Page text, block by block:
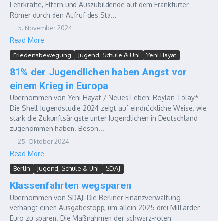
Lehrkräfte, Eltern und Auszubildende auf dem Frankfurter
Römer durch den Aufruf des Sta...
5. November 2024
Read More
Friedensbewegung Jugend, Schule & Uni Yeni Hayat
81% der Jugendlichen haben Angst vor
einem Krieg in Europa
Übernommen von Yeni Hayat / Neues Leben: Roylan Tolay*
Die Shell Jugendstudie 2024 zeigt auf eindrückliche Weise, wie
stark die Zukunftsängste unter Jugendlichen in Deutschland
zugenommen haben. Beson...
25. Oktober 2024
Read More
Berlin Jugend, Schule & Uni SDAJ
Klassenfahrten wegsparen
Übernommen von SDAJ: Die Berliner Finanzverwaltung
verhängt einen Ausgabestopp, um allein 2025 drei Milliarden
Euro zu sparen. Die Maßnahmen der schwarz-roten